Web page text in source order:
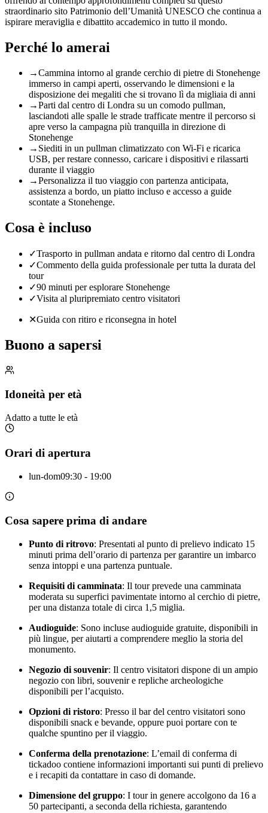
straordinario sito Patrimonio dell’Umanità UNESCO che continua a
ispirare meraviglia e dibattito accademico in tutto il mondo.
Perché lo amerai
→Cammina intorno al grande cerchio di pietre di Stonehenge
immerso in campi aperti, osservando le dimensioni e la
disposizione dei megaliti che si trovano lì da migliaia di anni
→Parti dal centro di Londra su un comodo pullman,
lasciandoti alle spalle le strade trafficate mentre il percorso si
apre verso la campagna più tranquilla in direzione di
Stonehenge
→ Siediti in un pullman climatizzato con Wi-Fi e ricarica
USB, per restare connesso, caricare i dispositivi e rilassarti
durante il viaggio
→Personalizza il tuo viaggio con partenza anticipata,
assistenza a bordo, un piatto incluso e accesso a guide
scontate a Stonehenge.
Cosa è incluso
✓Trasporto in pullman andata e ritorno dal centro di Londra
✓Commento della guida professionale per tutta la durata del
tour
✓90 minuti per esplorare Stonehenge
✓Visita al pluripremiato centro visitatori
✕Guida con ritiro e riconsegna in hotel
Buono a sapersi
Idoneità per età
Adatto a tutte le età
Orari di apertura
lun-dom09:30 - 19:00
Cosa sapere prima di andare
Punto di ritrovo: Presentati al punto di prelievo indicato 15
minuti prima dell’orario di partenza per garantire un imbarco
senza intoppi e una partenza puntuale.
Requisiti di camminata: Il tour prevede una camminata
moderata su superfici pavimentate intorno al cerchio di pietre,
per una distanza totale di circa 1,5 miglia.
Audioguide: Sono incluse audioguide gratuite, disponibili in
più lingue, per aiutarti a comprendere meglio la storia del
monumento.
Negozio di souvenir: Il centro visitatori dispone di un ampio
negozio con libri, souvenir e repliche archeologiche
disponibili per l’acquisto.
Opzioni di ristoro: Presso il bar del centro visitatori sono
disponibili snack e bevande, oppure puoi portare con te
qualche spuntino per il viaggio.
Conferma della prenotazione: L’email di conferma di
tickadoo contiene informazioni importanti sui punti di prelievo
e i recapiti da contattare in caso di domande.
Dimensione del gruppo: I tour in genere accolgono da 16 a
50 partecipanti, a seconda della richiesta, garantendo